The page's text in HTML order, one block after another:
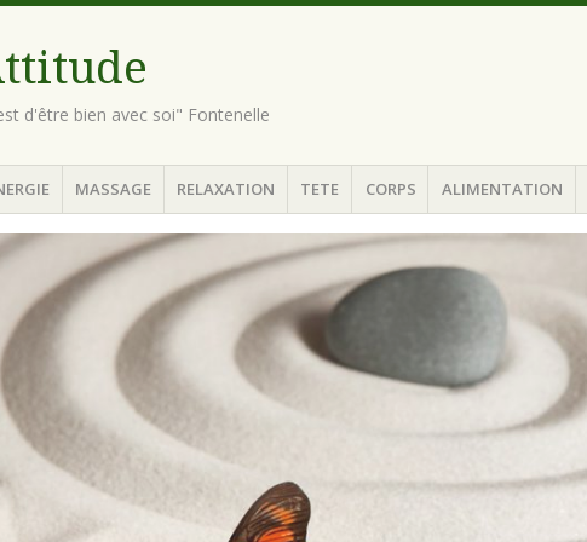
d'être bien avec soi" Fontenelle
MASSAGE RELAXATION TETE CORPS ALIMENTATION